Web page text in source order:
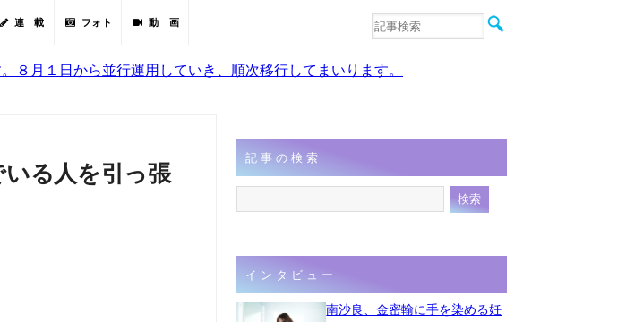
連 載 フォト 動 画
音楽
月１日から並行運用していき、順次移行してまいります。
る人を引っ張
記事の検索
インタビュー
南沙良、金密輸に手を染める妊